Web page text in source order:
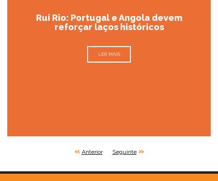
Rui Rio: Portugal e Angola devem
reforçar laços históricos
LER MAIS
« Anterior Seguinte »